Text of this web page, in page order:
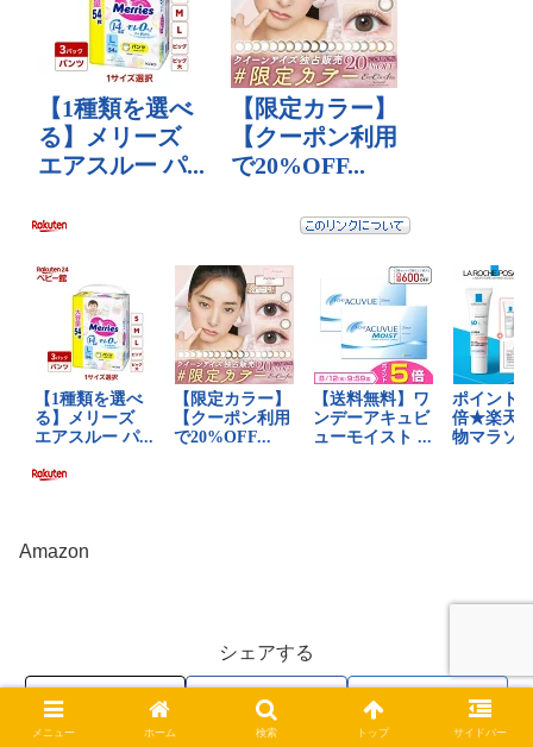
Amazon
シェアする
Facebook
メニュー ホーム 検索 トップ サイドバー